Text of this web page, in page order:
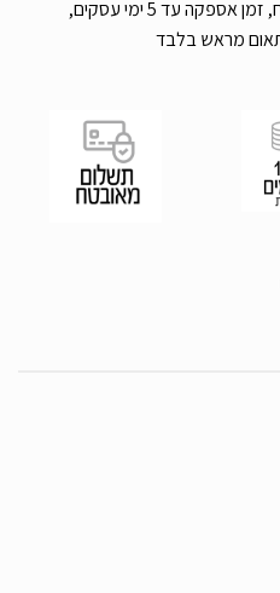
עלות משלוח שליח עד הבית 39 ש”ח, זמן אספקה עד 5 ימי עסקים,
מראש בלבד